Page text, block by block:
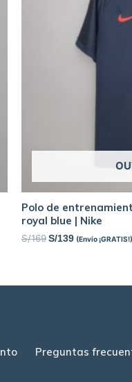
Polo de
royal blue | Nike
S/169 S/139 (Envío ¡GRATIS!)
Preguntas